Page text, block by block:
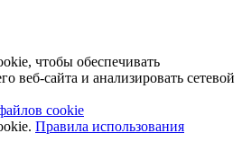
чтобы обеспечивать
веб-сайта и анализировать сетевой
cookie
Правила использования